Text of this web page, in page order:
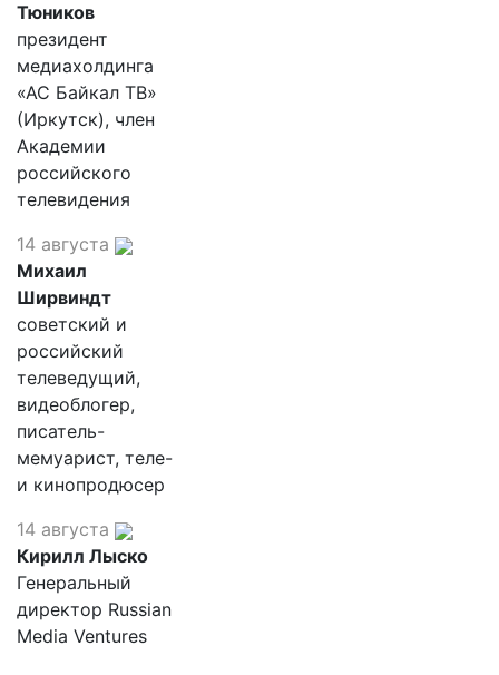
Тюников
президент
медиахолдинга
«АС Байкал ТВ»
(Иркутск), член
Академии
российского
телевидения
14 августа
Михаил
Ширвиндт
советский и
российский
телеведущий,
видеоблогер,
писатель-
мемуарист, теле-
и кинопродюсер
14 августа
Кирилл Лыско
Генеральный
директор Russian
Media Ventures